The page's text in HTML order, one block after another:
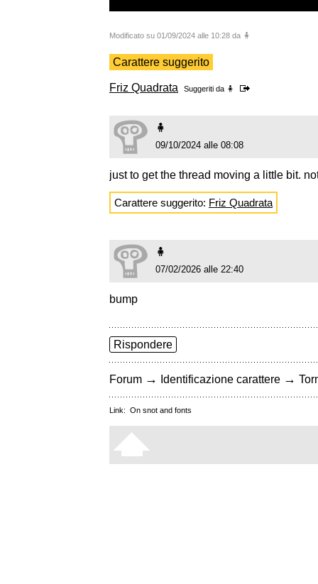
Modificato su 01/09/2024 alle 10:28 da 🧍
Carattere suggerito
Friz Quadrata Suggeriti da 🧍
🧍
09/10/2024 alle 08:08
just to get the thread moving a little bit.
Carattere suggerito: Friz Quadrata
🧍
07/02/2026 alle 22:40
bump
Rispondere
Forum → Identificazione carattere →
Link: On snot and fonts